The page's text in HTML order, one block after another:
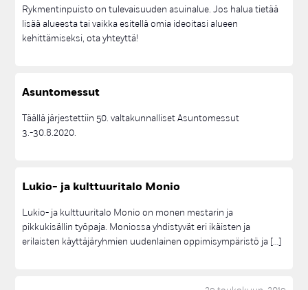
TAIDE
TAIDE; TAIDEOHJELMA; ASUNTOMESSUT
TAIDE; TAIDEOHJELMA; TAITEILIJAHAKU
TULEVAISUUDEN HUOLTOASEMA
VÄHÄHIILINEN
VINKIT VIRKISTYS
VUOKRA-ASUMINEN
YHTEISTOIMINTASOPIMUS
Rykmentinpuisto on tulevaisuuden asuinalue. Jos halua tietää
lisää alueesta tai vaikka esitellä omia ideoitasi alueen
kehittämiseksi, ota yhteyttä!
Asun­to­mes­sut
Täällä järjestettiin 50. valtakunnalliset Asuntomessut
3.-30.8.2020.
Lu­kio- ja kult­tuu­ri­ta­lo Mo­nio
Lukio- ja kulttuuritalo Monio on monen mestarin ja
pikkukisällin työpaja. Moniossa yhdistyvät eri ikäisten ja
erilaisten käyttäjäryhmien uudenlainen oppimisympäristö ja […]